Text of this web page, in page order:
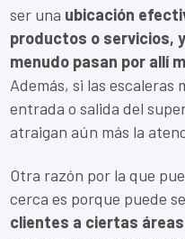
ser una ubicación
productos o servicios,
menudo pasan por allí
Además, si las escaleras
entrada o salida del
atraigan aún más la
Otra razón por la que
cerca es porque puede
clientes a ciertas